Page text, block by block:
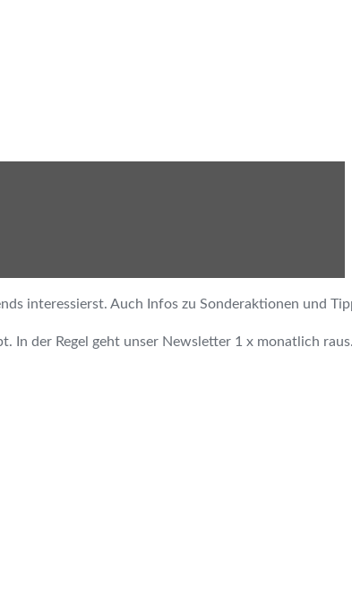
interessierst. Auch Infos zu Sonderaktionen und
der Regel geht unser Newsletter 1 x monatlich